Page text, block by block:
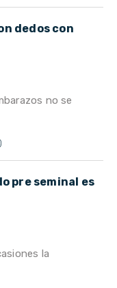
dedos con
no se
pre seminal es
la